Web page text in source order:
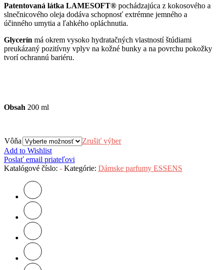
Patentovaná látka LAMESOFT® pochádzajúca z kokosového a
slnečnicového oleja dodáva schopnosť extrémne jemného a
účinného umytia a ľahkého opláchnutia.
Glycerín má okrem vysoko hydratačných vlastností štúdiami
preukázaný pozitívny vplyv na kožné bunky a na povrchu pokožky
tvorí ochrannú bariéru.
Obsah 200 ml
Vôňa
Zrušiť výber
Add to Wishlist
Poslať email priateľovi
Katalógové číslo: - Kategórie: Dámske parfumy ESSENS